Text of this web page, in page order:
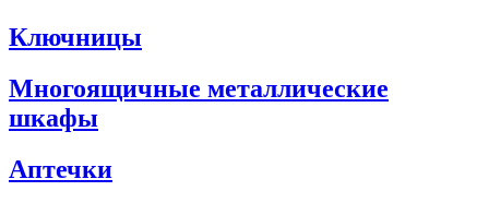
Ключницы
Многоящичные металлические
шкафы
Аптечки